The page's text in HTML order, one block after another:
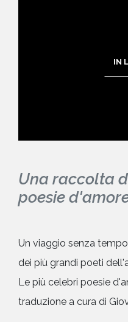
IN
Una raccolta
poesie
Un viaggio senza
dei più grandi poeti
Le più celebri poesie
traduzione a cura di